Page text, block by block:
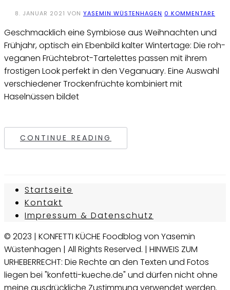
8. JANUAR 2021 VON YASEMIN WÜSTENHAGEN 0 KOMMENTARE
Geschmacklich eine Symbiose aus Weihnachten und
Frühjahr, optisch ein Ebenbild kalter Wintertage: Die roh-
veganen Früchtebrot-Tartelettes passen mit ihrem
frostigen Look perfekt in den Veganuary. Eine Auswahl
verschiedener Trockenfrüchte kombiniert mit
Haselnüssen bildet
CONTINUE READING
Startseite
Kontakt
Impressum & Datenschutz
© 2023 | KONFETTI KÜCHE Foodblog von Yasemin
Wüstenhagen | All Rights Reserved. | HINWEIS ZUM
URHEBERRECHT: Die Rechte an den Texten und Fotos
liegen bei "konfetti-kueche.de" und dürfen nicht ohne